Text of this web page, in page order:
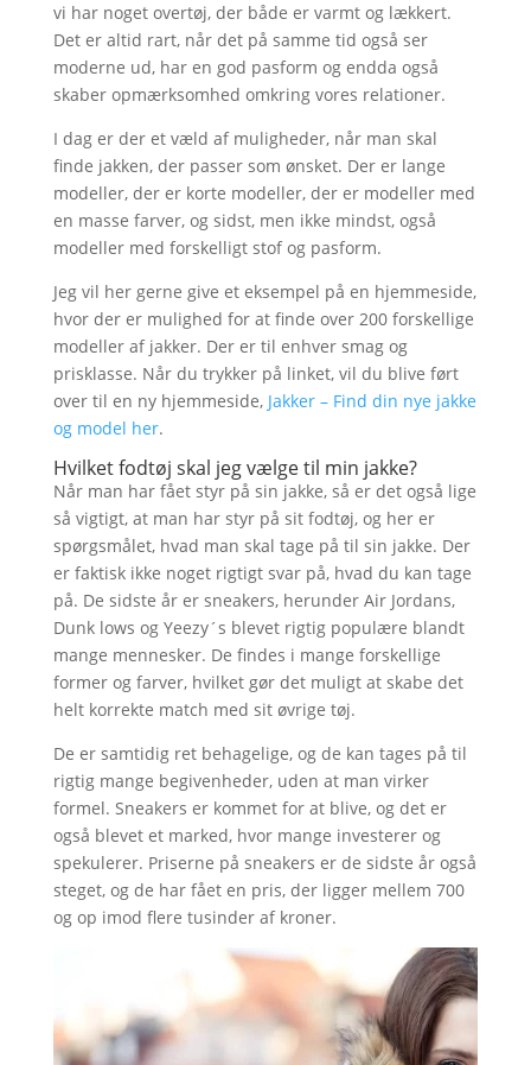
vi har noget overtøj, der både er varmt og lækkert.
Det er altid rart, når det på samme tid også ser
moderne ud, har en god pasform og endda også
skaber opmærksomhed omkring vores relationer.
I dag er der et væld af muligheder, når man skal
finde jakken, der passer som ønsket. Der er lange
modeller, der er korte modeller, der er modeller med
en masse farver, og sidst, men ikke mindst, også
modeller med forskelligt stof og pasform.
Jeg vil her gerne give et eksempel på en hjemmeside,
hvor der er mulighed for at finde over 200 forskellige
modeller af jakker. Der er til enhver smag og
prisklasse. Når du trykker på linket, vil du blive ført
over til en ny hjemmeside, Jakker – Find din nye jakke
og model her.
Hvilket fodtøj skal jeg vælge til min jakke?
Når man har fået styr på sin jakke, så er det også lige
så vigtigt, at man har styr på sit fodtøj, og her er
spørgsmålet, hvad man skal tage på til sin jakke. Der
er faktisk ikke noget rigtigt svar på, hvad du kan tage
på. De sidste år er sneakers, herunder Air Jordans,
Dunk lows og Yeezy´s blevet rigtig populære blandt
mange mennesker. De findes i mange forskellige
former og farver, hvilket gør det muligt at skabe det
helt korrekte match med sit øvrige tøj.
De er samtidig ret behagelige, og de kan tages på til
rigtig mange begivenheder, uden at man virker
formel. Sneakers er kommet for at blive, og det er
også blevet et marked, hvor mange investerer og
spekulerer. Priserne på sneakers er de sidste år også
steget, og de har fået en pris, der ligger mellem 700
og op imod flere tusinder af kroner.